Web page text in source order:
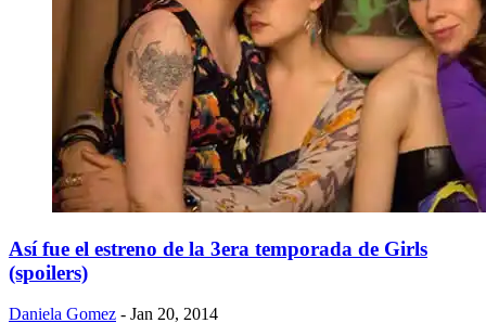
Así fue el estreno de la 3era temporada de Girls
(spoilers)
Daniela Gomez - Jan 20, 2014